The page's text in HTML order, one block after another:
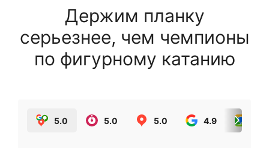
Держим планку
серьезнее, чем чемпионы
по фигурному катанию
5.0 5.0 5.0 4.9